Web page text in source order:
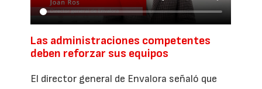
Las administraciones competentes
deben reforzar sus equipos
El director general de Envalora señaló que